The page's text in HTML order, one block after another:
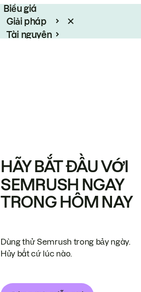
Biểu giá
Giải pháp
Tài nguyên
HÃY BẮT ĐẦU VỚI
SEMRUSH NGAY
TRONG HÔM NAY
Dùng thử Semrush trong bảy ngày.
Hủy bất cứ lúc nào.